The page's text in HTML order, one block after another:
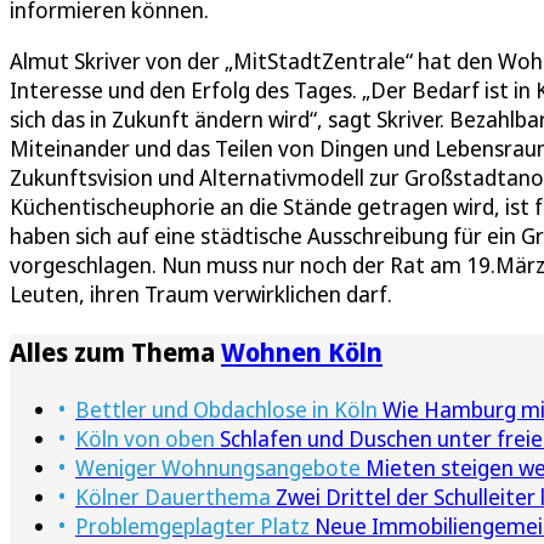
informieren können.
Almut Skriver von der „MitStadtZentrale“ hat den
Interesse und den Erfolg des Tages. „Der Bedarf ist
sich das in Zukunft ändern wird“, sagt Skriver.
Miteinander und das Teilen von Dingen und
Zukunftsvision und Alternativmodell zur
Küchentischeuphorie an die Stände getragen wird, ist
haben sich auf eine städtische Ausschreibung für ein
vorgeschlagen. Nun muss nur noch der Rat am
Leuten, ihren Traum verwirklichen darf.
Alles zum Thema Wohnen Köln
Bettler und Obdachlose in Köln Wie Hamburg
Köln von oben Schlafen und Duschen unter
Weniger Wohnungsangebote Mieten steigen
Kölner Dauerthema Zwei Drittel der Schulleiter
Problemgeplagter Platz Neue